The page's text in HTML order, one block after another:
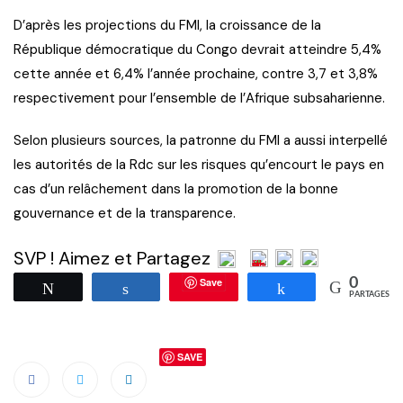
D’après les projections du FMI, la croissance de la
République démocratique du Congo devrait atteindre 5,4%
cette année et 6,4% l’année prochaine, contre 3,7 et 3,8%
respectivement pour l’ensemble de l’Afrique subsaharienne.
Selon plusieurs sources, la patronne du FMI a aussi interpellé
les autorités de la Rdc sur les risques qu’encourt le pays en
cas d’un relâchement dans la promotion de la bonne
gouvernance et de la transparence.
SVP ! Aimez et Partagez
Partagez Save Partagez 0
PARTAGES
SAVE